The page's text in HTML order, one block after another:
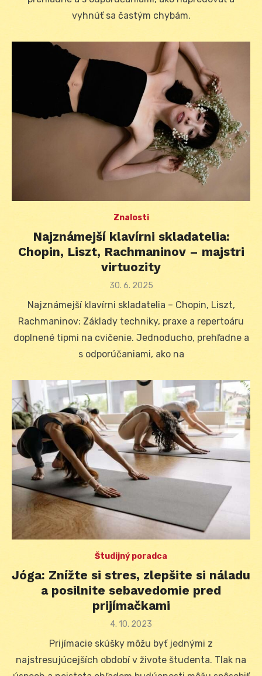
vyhnúť sa častým chybám.
Znalosti
Najznámejší klavírni skladatelia:
Chopin, Liszt, Rachmaninov – majstri
virtuozity
Posted
30. 6. 2025
Najznámejší klavírni skladatelia – Chopin, Liszt,
Rachmaninov: Základy techniky, praxe a repertoáru
doplnené tipmi na cvičenie. Jednoducho, prehľadne a
s odporúčaniami, ako na
Študijný poradca
Jóga: Znížte si stres, zlepšite si náladu
a posilnite sebavedomie pred
prijímačkami
Posted
4. 10. 2023
Prijímacie skúšky môžu byť jednými z
najstresujúcejších období v živote študenta. Tlak na